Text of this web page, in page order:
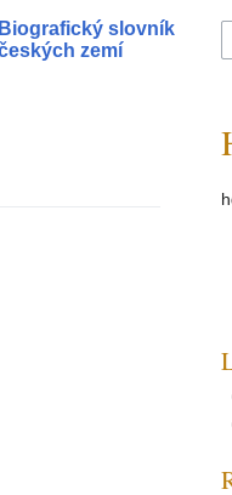
Biografický slovník
zemí